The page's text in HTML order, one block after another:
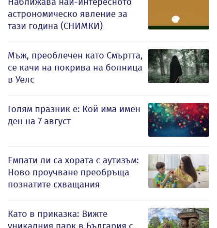
астрономическо явление за
тази година (СНИМКИ)
Мъж, преоблечен като Смъртта,
се качи на покрива на болница
в Уелс
Голям празник е: Кой има имен
ден на 7 август
Емпати ли са хората с аутизъм:
Ново проучване преобръща
познатите схващания
Като в приказка: Вижте
уникалния парк в България с